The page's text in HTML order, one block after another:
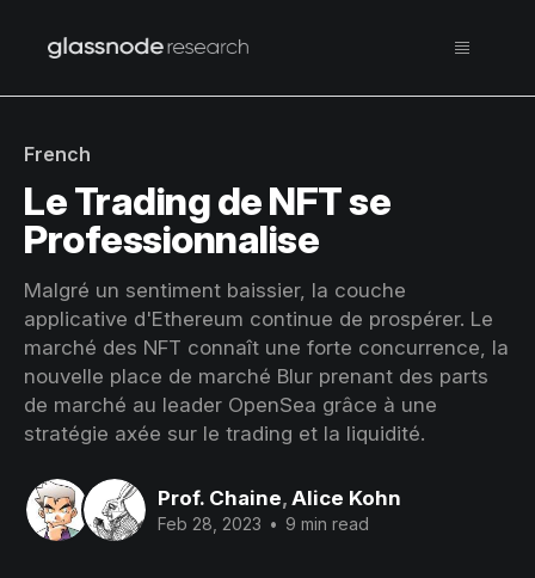
French
Le Trading de NFT se
Professionnalise
Malgré un sentiment baissier, la couche
applicative d'Ethereum continue de prospérer. Le
marché des NFT connaît une forte concurrence, la
nouvelle place de marché Blur prenant des parts
de marché au leader OpenSea grâce à une
stratégie axée sur le trading et la liquidité.
Prof. Chaine, Alice Kohn
Feb 28, 2023 • 9 min read